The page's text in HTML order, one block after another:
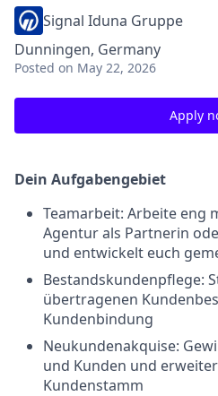
Signal Iduna Gruppe
Dunningen, Germany
Posted on May 22, 2026
Apply
Dein Aufgabengebiet
Teamarbeit: Arbeite eng
Agentur als Partnerin
und entwickelt euch
Bestandskundenpflege:
übertragenen
Kundenbindung
Neukundenakquise:
und Kunden und
Kundenstamm